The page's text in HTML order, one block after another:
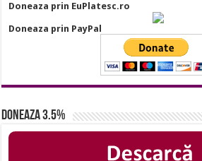
Doneaza prin EuPlatesc.ro
Doneaza prin PayPal
Doneaza 3.5%